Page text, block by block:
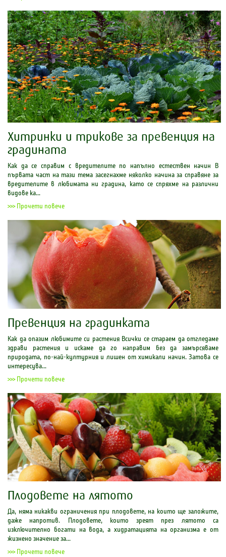
Хитринки и трикове за превенция на
градината
Как да се справим с вредителите по напълно естествен начин В
първата част на тази тема засегнахме няколко начина за справяне за
вредителите в любимата ни градина, като се спряхме на различни
видове ка...
>>> Прочети повече
Превенция на градинката
Как да опазим любимите си растения Всички се стараем да отгледаме
здрави растения и искаме да го направим без да замърсяваме
природата, по-най-културния и лишен от химикали начин. Затова се
интересува...
>>> Прочети повече
Плодовете на лятото
Да, няма никакви ограничения при плодовете, на които ще заложите,
даже напротив. Плодовете, които зреят през лятото са
изключително богати на вода, а хидратацията на организма е от
жизнено значение за...
>>> Прочети повече